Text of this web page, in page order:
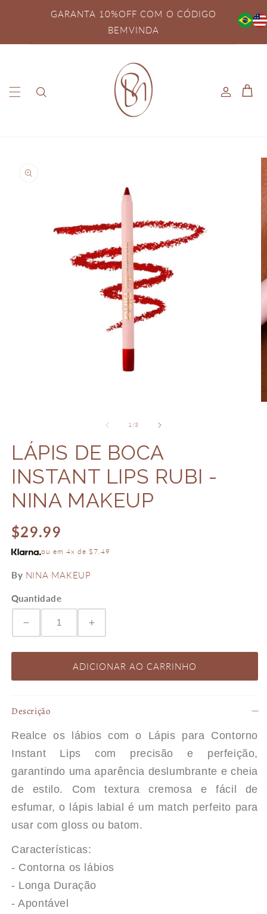
GARANTA 10%OFF COM O CÓDIGO
BEMVINDA
Fazer
login
informações
janela
modal
1 /de
3
LÁPIS DE BOCA
INSTANT LIPS RUBI -
NINA MAKEUP
Preço
normal
$29.99
ou em 4x de $7.49
By NINA MAKEUP
Quantidade
Diminuir
LÁPIS
BOCA
LIPS
RUBI
Aumentar
a
LÁPIS
DE
BOCA
LIPS
ADICIONAR AO CARRINHO
Descrição
Realce os lábios com o Lápis para Contorno
Instant Lips com precisão e perfeição,
garantindo uma aparência deslumbrante e cheia
de estilo. Com textura cremosa e fácil de
esfumar, o lápis labial é um match perfeito para
usar com gloss ou batom.
Características:
- Contorna os lábios
- Longa Duração
- Apontável